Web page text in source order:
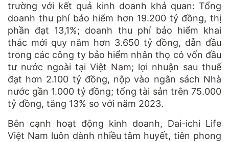
trường với kết quả kinh doanh khả quan: Tổng
doanh thu phí bảo hiểm hơn 19.200 tỷ đồng, thị
phần đạt 13,1%; doanh thu phí bảo hiểm khai
thác mới quy năm hơn 3.650 tỷ đồng, dẫn đầu
trong các công ty bảo hiểm nhân thọ có vốn đầu
tư nước ngoài tại Việt Nam; lợi nhuận sau thuế
đạt hơn 2.100 tỷ đồng, nộp vào ngân sách Nhà
nước gần 1.000 tỷ đồng; tổng tài sản trên 75.000
tỷ đồng, tăng 13% so với năm 2023.
Bên cạnh hoạt động kinh doanh, Dai-ichi Life
Việt Nam luôn dành nhiều tâm huyết, tiên phong